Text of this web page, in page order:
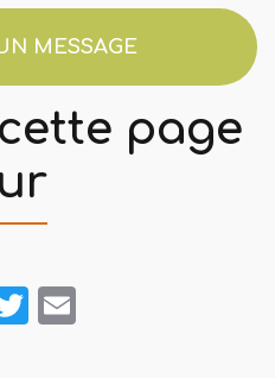
MESSAGE
page
Twitter